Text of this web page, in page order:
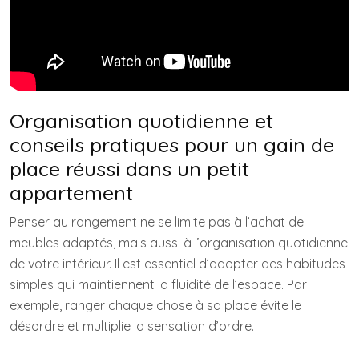
Organisation quotidienne et
conseils pratiques pour un gain de
place réussi dans un petit
appartement
Penser au rangement ne se limite pas à l’achat de
meubles adaptés, mais aussi à l’organisation quotidienne
de votre intérieur. Il est essentiel d’adopter des habitudes
simples qui maintiennent la fluidité de l’espace. Par
exemple, ranger chaque chose à sa place évite le
désordre et multiplie la sensation d’ordre.